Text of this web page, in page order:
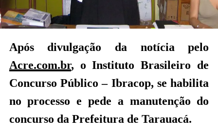
Após divulgação da notícia pelo
Acre.com.br, o Instituto Brasileiro de
Concurso Público – Ibracop, se habilita
no processo e pede a manutenção do
concurso da Prefeitura de Tarauacá.